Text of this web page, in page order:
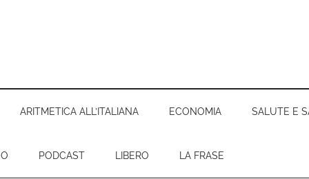
ARITMETICA ALL’ITALIANA ECONOMIA SALUTE E
PODCAST LIBERO LA FRASE